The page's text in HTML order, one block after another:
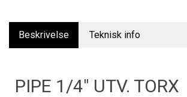
Beskrivelse Teknisk info
PIPE 1/4" UTV. TORX